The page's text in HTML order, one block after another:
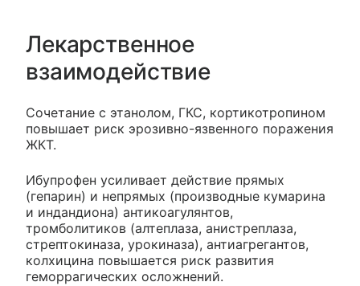
Лекарственное
взаимодействие
Сочетание с этанолом, ГКС, кортикотропином
повышает риск эрозивно-язвенного поражения
ЖКТ.
Ибупрофен усиливает действие прямых
(гепарин) и непрямых (производные кумарина
и индандиона) антикоагулянтов,
тромболитиков (алтеплаза, анистреплаза,
стрептокиназа, урокиназа), антиагрегантов,
колхицина повышается риск развития
геморрагических осложнений.